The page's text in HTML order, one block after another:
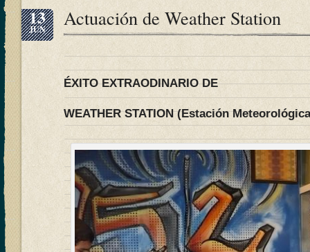
13
JUN Actuación de Weather Station
ÉXITO EXTRAODINARIO DE
WEATHER STATION (Estación